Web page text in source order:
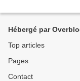
Hébergé par
Top articles
Pages
Contact